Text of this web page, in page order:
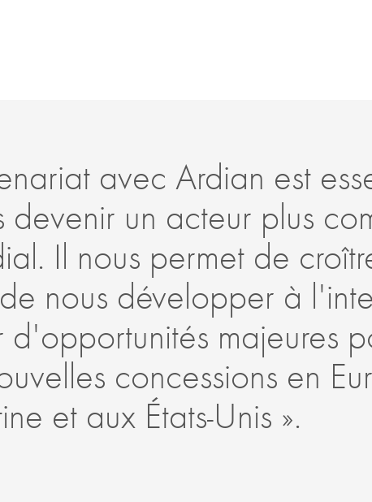
avec Ardian est
devenir un acteur plus
Il nous permet de
nous développer à
majeures
concessions en
et aux États-Unis ».